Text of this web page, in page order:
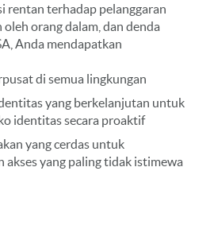
rentan terhadap pelanggaran
orang dalam, dan denda
Anda mendapatkan
di semua lingkungan
yang berkelanjutan untuk
identitas secara proaktif
yang cerdas untuk
akses yang paling tidak istimewa